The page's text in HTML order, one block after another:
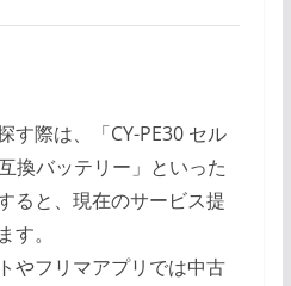
す際は、「CY-PE30 セル
換バッテリー」といった
ると、現在のサービス提
。
やフリマアプリでは中古